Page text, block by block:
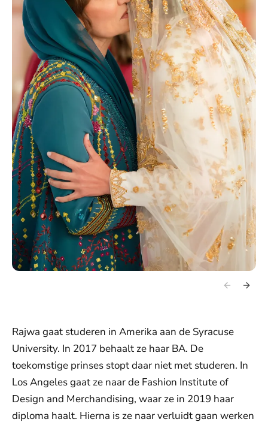
Rajwa gaat studeren in Amerika aan de Syracuse
University. In 2017 behaalt ze haar BA. De
toekomstige prinses stopt daar niet met studeren. In
Los Angeles gaat ze naar de Fashion Institute of
Design and Merchandising, waar ze in 2019 haar
diploma haalt. Hierna is ze naar verluidt gaan werken